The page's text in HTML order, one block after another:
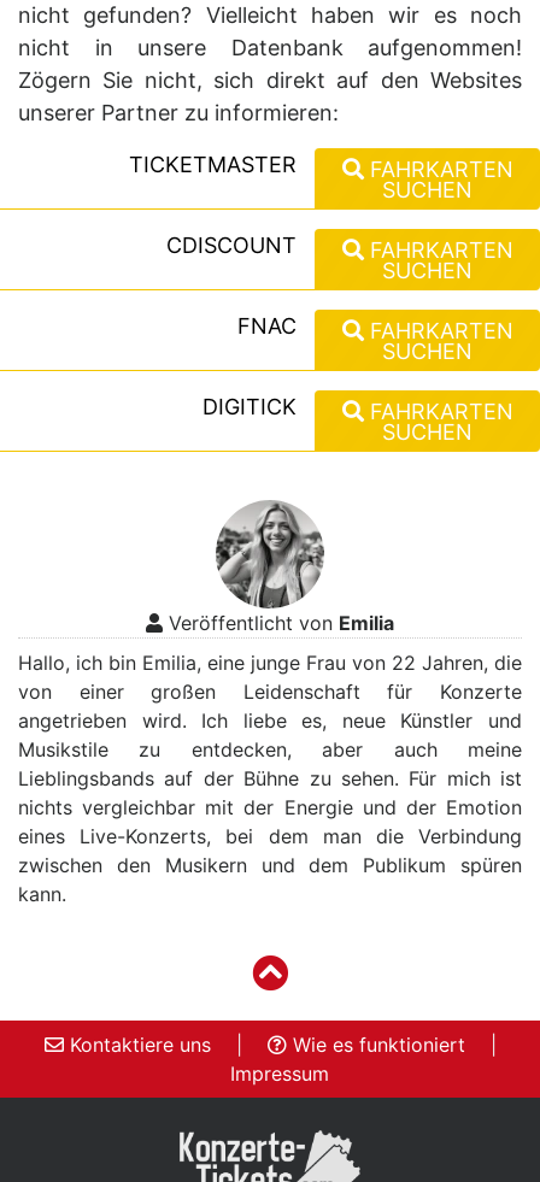
nicht gefunden? Vielleicht haben wir es noch
nicht in unsere Datenbank aufgenommen!
Zögern Sie nicht, sich direkt auf den Websites
unserer Partner zu informieren:
TICKETMASTER
FAHRKARTEN
SUCHEN
CDISCOUNT
FAHRKARTEN
SUCHEN
FNAC
FAHRKARTEN
SUCHEN
DIGITICK
FAHRKARTEN
SUCHEN
Veröffentlicht von Emilia
Hallo, ich bin Emilia, eine junge Frau von 22 Jahren, die
von einer großen Leidenschaft für Konzerte
angetrieben wird. Ich liebe es, neue Künstler und
Musikstile zu entdecken, aber auch meine
Lieblingsbands auf der Bühne zu sehen. Für mich ist
nichts vergleichbar mit der Energie und der Emotion
eines Live-Konzerts, bei dem man die Verbindung
zwischen den Musikern und dem Publikum spüren
kann.
Kontaktiere uns Wie es funktioniert
Impressum